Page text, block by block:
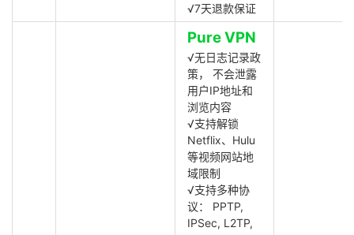
√7天退款保证
Pure VPN
√无日志记录政
策， 不会泄露
用户IP地址和
浏览内容
√支持解锁
Netflix、Hulu
等视频网站地
域限制
√支持多种协
议： PPTP,
IPSec, L2TP,